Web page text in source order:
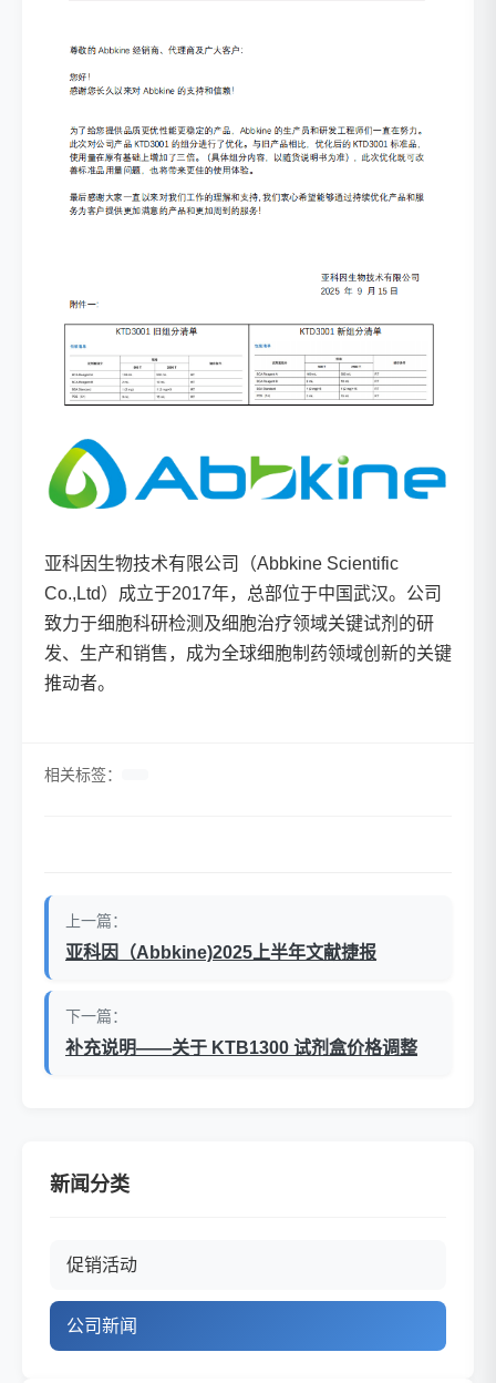
亚科因生物技术有限公司（Abbkine Scientific
Co.,Ltd）成立于2017年，总部位于中国武汉。公司
致力于细胞科研检测及细胞治疗领域关键试剂的研
发、生产和销售，成为全球细胞制药领域创新的关键
推动者。
相关标签：
上一篇：
亚科因（Abbkine)2025上半年文献捷报
下一篇：
补充说明——关于 KTB1300 试剂盒价格调整
新闻分类
促销活动
公司新闻